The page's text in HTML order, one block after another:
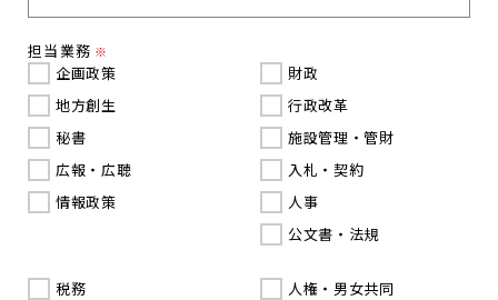
担当業務 ※
企画政策
地方創生
秘書
広報・広聴
情報政策
財政
行政改革
施設管理・管財
入札・契約
人事
公文書・法規
税務
人権・男女共同